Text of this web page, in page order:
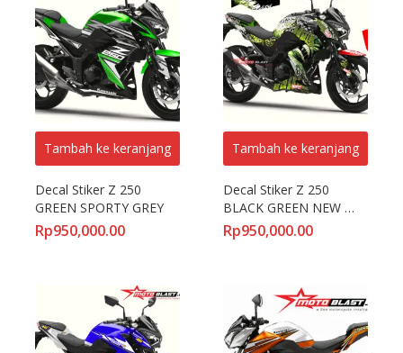
Tambah ke keranjang
Decal Stiker Z 250
GREEN SPORTY GREY
Rp950,000.00
Tambah ke keranjang
Decal Stiker Z 250
BLACK GREEN NEW
HULK
Rp950,000.00